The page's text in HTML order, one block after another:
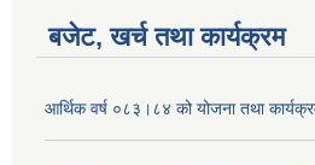
बजेट, खर्च तथा कार्यक्रम
आर्थिक वर्ष ०८३।८४ को योजना तथा